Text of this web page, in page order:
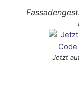
Jetzt